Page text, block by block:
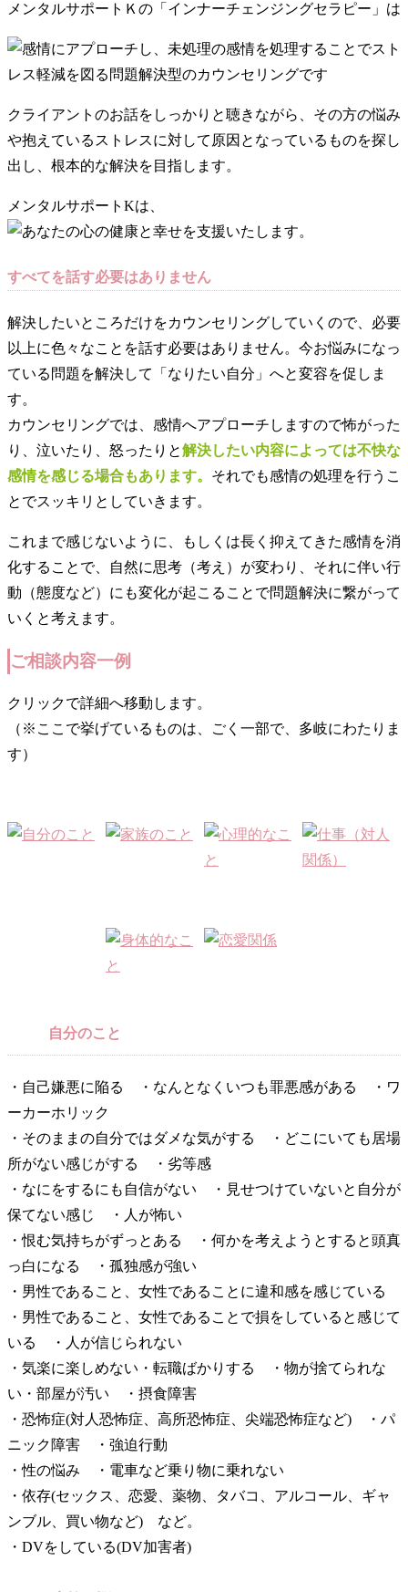
メンタルサポートＫの「インナーチェンジングセラピー」は
クライアントのお話をしっかりと聴きながら、その方の悩み
や抱えているストレスに対して原因となっているものを探し
出し、根本的な解決を目指します。
メンタルサポートKは、
すべてを話す必要はありません
解決したいところだけをカウンセリングしていくので、必要
以上に色々なことを話す必要はありません。今お悩みになっ
ている問題を解決して「なりたい自分」へと変容を促しま
す。
カウンセリングでは、感情へアプローチしますので怖がった
り、泣いたり、怒ったりと解決したい内容によっては不快な
感情を感じる場合もあります。 それでも感情の処理を行うこ
とでスッキリとしていきます。
これまで感じないように、もしくは長く抑えてきた感情を消
化することで、自然に思考（考え）が変わり、それに伴い行
動（態度など）にも変化が起こることで問題解決に繋がって
いくと考えます。
ご相談内容一例
クリックで詳細へ移動します。
（※ここで挙げているものは、ごく一部で、多岐にわたりま
す）
自分のこと
・自己嫌悪に陥る ・なんとなくいつも罪悪感がある ・ワ
ーカーホリック
・そのままの自分ではダメな気がする ・どこにいても居場
所がない感じがする ・劣等感
・なにをするにも自信がない ・見せつけていないと自分が
保てない感じ ・人が怖い
・恨む気持ちがずっとある ・何かを考えようとすると頭真
っ白になる ・孤独感が強い
・男性であること、女性であることに違和感を感じている
・男性であること、女性であることで損をしていると感じて
いる ・人が信じられない
・気楽に楽しめない・転職ばかりする ・物が捨てられな
い・部屋が汚い ・摂食障害
・恐怖症(対人恐怖症、高所恐怖症、尖端恐怖症など) ・パ
ニック障害 ・強迫行動
・性の悩み ・電車など乗り物に乗れない
・依存(セックス、恋愛、薬物、タバコ、アルコール、ギャ
ンブル、買い物など) など。
・DVをしている(DV加害者)